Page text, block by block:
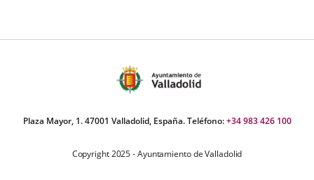
Plaza Mayor, 1. 47001 Valladolid, España. Teléfono:+34 983 426 100
Copyright 2025 - Ayuntamiento de Valladolid